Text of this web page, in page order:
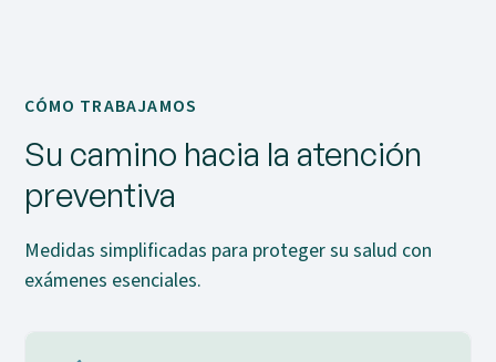
CÓMO TRABAJAMOS
Su camino hacia la atención
preventiva
Medidas simplificadas para proteger su salud con
exámenes esenciales.